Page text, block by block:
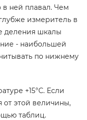
в ней плавал. Чем
измеритель в
деления шкалы
- наибольшей
по нижнему
+15°С. Если
от этой величины,
таблиц.